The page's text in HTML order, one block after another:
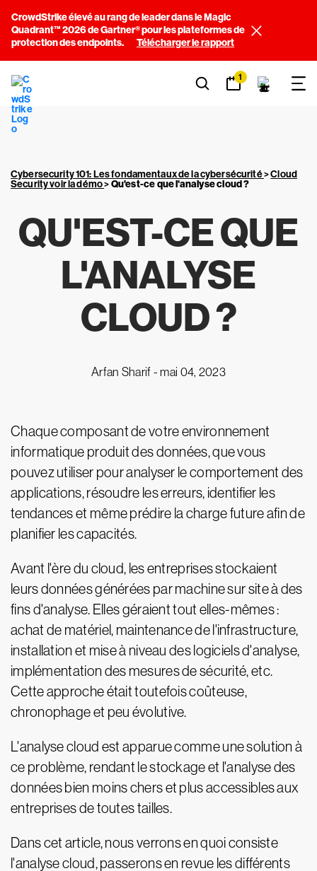
CrowdStrike élevé au rang de leader dans le Magic
Quadrant™ 2026 de Gartner® pour les plateformes de
protection des endpoints.
Télécharger le rapport
1
Cybersecurity 101: Les fondamentaux de la cybersécurité>Cloud
Security voir la démo>Qu'est-ce que l'analyse cloud ?
QU'EST-CE QUE
L'ANALYSE
CLOUD ?
Arfan Sharif -mai 04, 2023
Chaque composant de votre environnement
informatique produit des données, que vous
pouvez utiliser pour analyser le comportement des
applications, résoudre les erreurs, identifier les
tendances et même prédire la charge future afin de
planifier les capacités.
Avant l'ère du cloud, les entreprises stockaient
leurs données générées par machine sur site à des
fins d'analyse. Elles géraient tout elles-mêmes :
achat de matériel, maintenance de l'infrastructure,
installation et mise à niveau des logiciels d'analyse,
implémentation des mesures de sécurité, etc.
Cette approche était toutefois coûteuse,
chronophage et peu évolutive.
L'analyse cloud est apparue comme une solution à
ce problème, rendant le stockage et l'analyse des
données bien moins chers et plus accessibles aux
entreprises de toutes tailles.
Dans cet article, nous verrons en quoi consiste
l'analyse cloud, passerons en revue les différents